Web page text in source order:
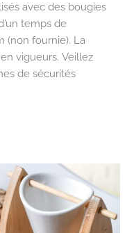
avec des bougies
temps de
(non fournie). La
vigueurs. Veillez
de sécurités